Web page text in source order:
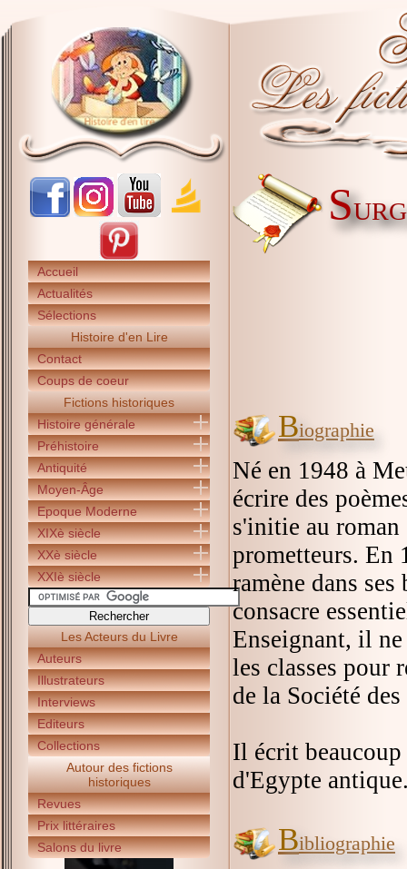
Accueil
Actualités
Sélections
Histoire d'en Lire
Contact
Coups de coeur
Fictions historiques
Histoire générale
Préhistoire
Antiquité
Moyen-Âge
Epoque Moderne
XIXè siècle
XXè siècle
XXIè siècle
Les Acteurs du Livre
Auteurs
Illustrateurs
Interviews
Editeurs
Collections
Autour des fictions
historiques
Revues
Prix littéraires
Salons du livre
S
Biographie
Né en 1948 à
écrire des
s'initie au
prometteurs. En
ramène dans
consacre
Enseignant, il ne
les classes pour
de la Société
Il écrit
d'Egypte
Bibliographie